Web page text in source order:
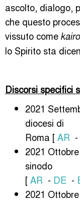
ascolto, dialogo,
che questo
vissuto come
lo Spirito sta
Discorsi specifici
2021
diocesi di
Roma [AR -
2021
sinodo
[AR - DE -
2021